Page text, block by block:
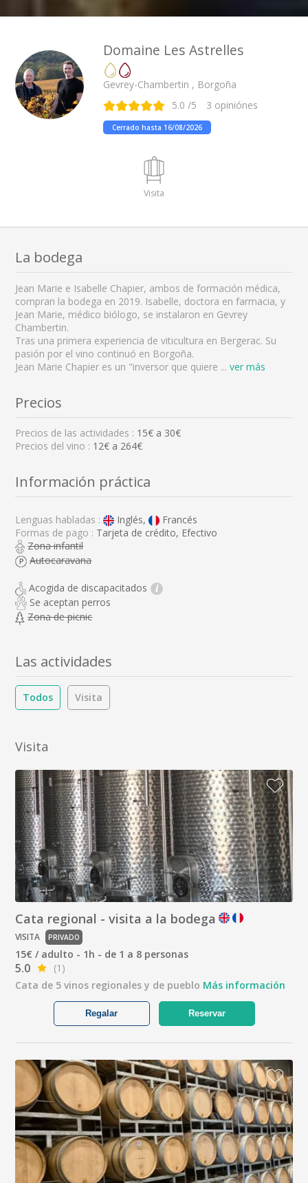
Domaine Les Astrelles
Gevrey-Chambertin , Borgoña
5.0 /5 3 opiniónes
Cerrado hasta 16/08/2026
Visita
La bodega
Jean Marie e Isabelle Chapier, ambos de formación médica,
compran la bodega en 2019. Isabelle, doctora en farmacia, y
Jean Marie, médico biólogo, se instalaron en Gevrey
Chambertin.
Tras una primera experiencia de viticultura en Bergerac. Su
pasión por el vino continuó en Borgoña.
Jean Marie Chapier es un "inversor que quiere ... ver más
Precios
Precios de las actividades : 15€ a 30€
Precios del vino : 12€ a 264€
Información práctica
Lenguas habladas : Inglés,
Francés
Formas de pago : Tarjeta de crédito, Efectivo
Zona infantil
Autocaravana
Acogida de discapacitados i
Se aceptan perros
Zona de picnic
Las actividades
Todos Visita
Visita
Cata regional - visita a la bodega
VISITA PRIVADO
15€ / adulto - 1h - de 1 a 8 personas
5.0
(1)
Cata de 5 vinos regionales y de pueblo Más información
Reservar
Regalar